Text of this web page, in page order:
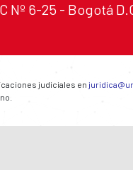
Nº 6-25 - Bogotá
judiciales en